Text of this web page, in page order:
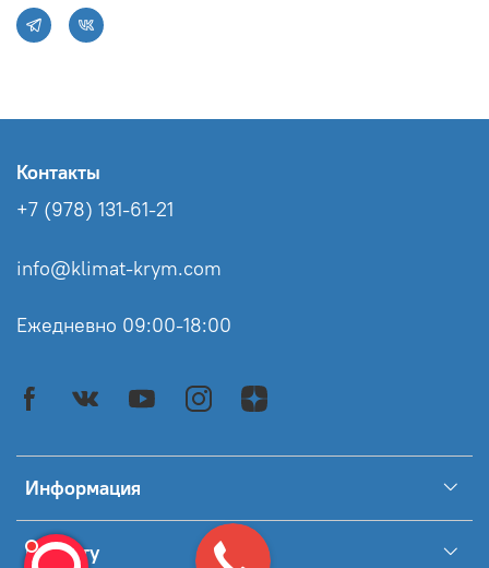
Информация
Клиенту
Контакты
+7 (978) 131-61-21
info@klimat-krym.com
Ежедневно 09:00-18:00